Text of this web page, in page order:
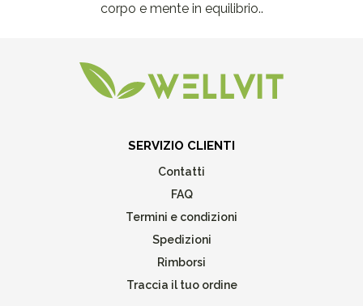
corpo e mente in equilibrio..
SERVIZIO CLIENTI
Contatti
FAQ
Termini e condizioni
Spedizioni
Rimborsi
Traccia il tuo ordine